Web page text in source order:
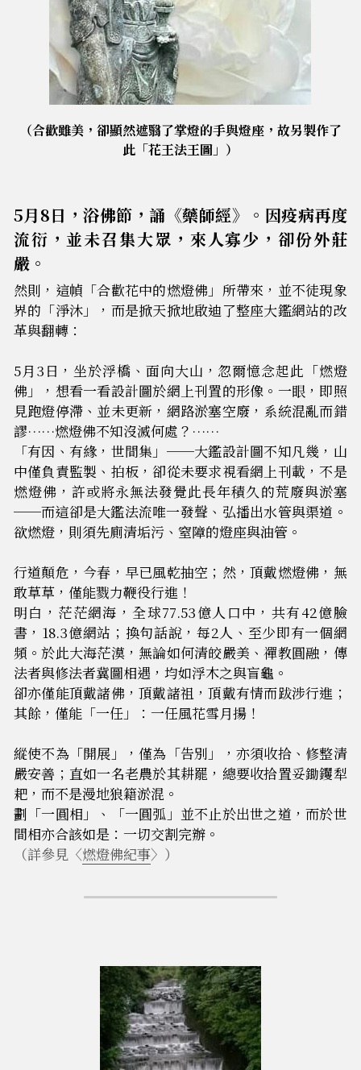
（合歡雖美，卻顯然遮翳了掌燈的手與燈座，故另製作了
此「花王法王圖」）
5月8日，浴佛節，誦《藥師經》。因疫病再度
流衍，並未召集大眾，來人寡少，卻份外莊
嚴。
然則，這幀「合歡花中的燃燈佛」所帶來，並不徒現象
界的「淨沐」，而是掀天掀地啟迪了整座大鑑網站的改
革與翻轉：
5月3日，坐於浮橋、面向大山，忽爾憶念起此「燃燈
佛」，想看一看設計圖於網上刊置的形像。一眼，即照
見跑燈停滯、並未更新，網路淤塞空廢，系統混亂而錯
謬……燃燈佛不知沒滅何處？……
「有因、有緣，世間集」──大鑑設計圖不知凡幾，山
中僅負責監製、拍板，卻從未要求視看網上刊載，不是
燃燈佛，許或將永無法發覺此長年積久的荒廢與淤塞
──而這卻是大鑑法流唯一發聲、弘播出水管與渠道。
欲燃燈，則須先廁清垢污、窒障的燈座與油管。
行道顛危，今春，早已風乾抽空；然，頂戴燃燈佛，無
敢草草，僅能戮力鞭役行進！
明白，茫茫網海，全球77.53億人口中，共有42億臉
書，18.3億網站；換句話說，每2人、至少即有一個網
頻。於此大海茫漠，無論如何清皎嚴美、禪教圓融，傳
法者與修法者冀圖相遇，均如浮木之與盲龜。
卻亦僅能頂戴諸佛，頂戴諸祖，頂戴有情而跋涉行進；
其餘，僅能「一任」：一任風花雪月揚！
縱使不為「開展」，僅為「告別」，亦須收拾、修整清
嚴安善；直如一名老農於其耕罷，總要收拾置妥鋤钁犁
耙，而不是漫地狼籍淤混。
劃「一圓相」、「一圓弧」並不止於出世之道，而於世
間相亦合該如是：一切交割完辦。
（詳參見〈燃燈佛紀事〉）